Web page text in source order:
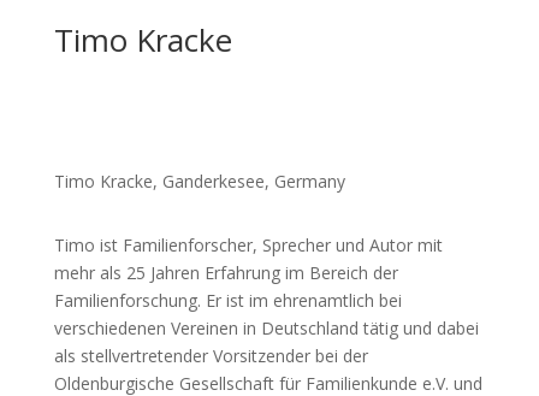
Timo Kracke
Timo Kracke, Ganderkesee, Germany
Timo ist Familienforscher, Sprecher und Autor mit
mehr als 25 Jahren Erfahrung im Bereich der
Familienforschung. Er ist im ehrenamtlich bei
verschiedenen Vereinen in Deutschland tätig und dabei
als stellvertretender Vorsitzender bei der
Oldenburgische Gesellschaft für Familienkunde e.V. und